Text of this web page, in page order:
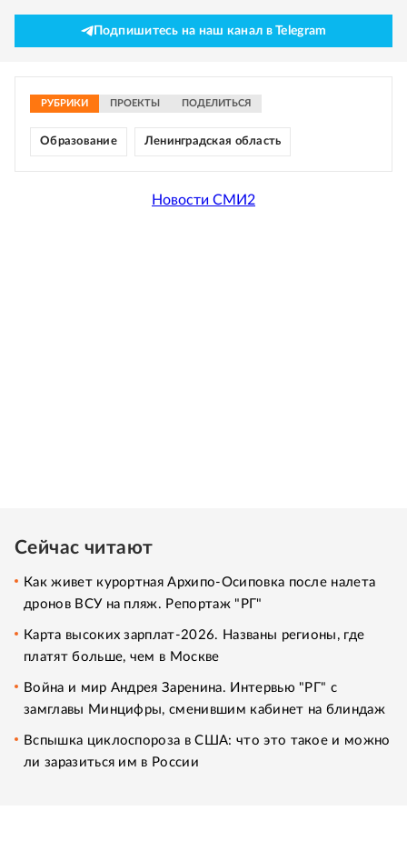
Подпишитесь на наш канал в Telegram
РУБРИКИ ПРОЕКТЫ ПОДЕЛИТЬСЯ
Образование Ленинградская область
Новости СМИ2
Сейчас читают
Как живет курортная Архипо-Осиповка после налета
дронов ВСУ на пляж. Репортаж "РГ"
Карта высоких зарплат-2026. Названы регионы, где
платят больше, чем в Москве
Война и мир Андрея Заренина. Интервью "РГ" с
замглавы Минцифры, сменившим кабинет на блиндаж
Вспышка циклоспороза в США: что это такое и можно
ли заразиться им в России